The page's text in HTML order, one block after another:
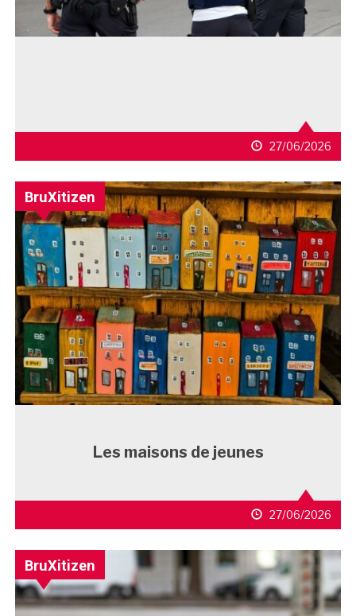
27/06/2026
BruXitizen
Les maisons de jeunes
27/06/2026
BruXitizen